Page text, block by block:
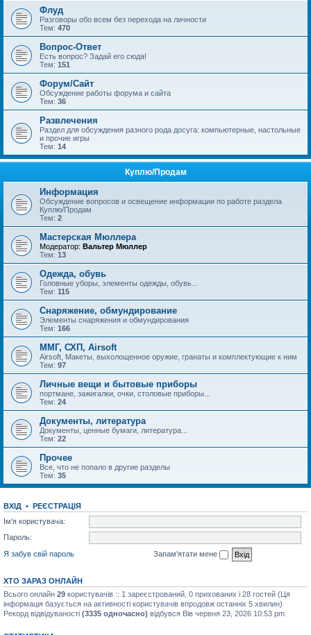
Флуд
Разговоры обо всем без перехода на личности
Тем: 470
Вопрос-Ответ
Есть вопрос? Задай его сюда!
Тем: 151
Форум/Сайт
Обсуждение работы форума и сайта
Тем: 36
Развлечения
Раздел для обсуждения разного рода досуга: компьютерные, настольные
и прочие игры
Тем: 14
Куплю/Продам
Информация
Обсуждение вопросов и освещение информации по работе раздела
Куплю/Продам
Тем: 2
Мастерская Мюллера
Модератор: Вальтер Мюллер
Тем: 13
Одежда, обувь
Головные уборы, элементы одежды, обувь...
Тем: 115
Снаряжение, обмундирование
Элементы снаряжения и обмундирования
Тем: 166
ММГ, СХП, Airsoft
Airsoft, Макеты, выхолощенное оружие, гранаты и комплектующие к ним
Тем: 97
Личные вещи и бытовые приборы
портмане, зажигалки, очки, столовые приборы...
Тем: 24
Документы, литература
Документы, ценные бумаги, литература...
Тем: 22
Прочее
Все, что не попало в другие разделы
Тем: 35
ВХІД • РЕЄСТРАЦІЯ
Ім'я користувача:
Пароль:
Я забув свій пароль
Запам'ятати мене
ХТО ЗАРАЗ ОНЛАЙН
Всього онлайн 29 користувачів :: 1 зареєстрований, 0 прихованих і 28 гостей (Ця
інформація базується на активності користувачів впродовж останніх 5 хвилин)
Рекорд відвідуваності (3335 одночасно) відбувся Вів червня 23, 2026 10:53 pm